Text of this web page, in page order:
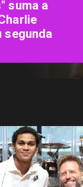
Niño 2026:
en familia